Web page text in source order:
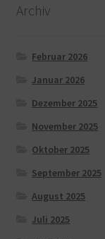
Archiv
Februar 2026
Januar 2026
Dezember 2025
November 2025
Oktober 2025
September 2025
August 2025
Juli 2025